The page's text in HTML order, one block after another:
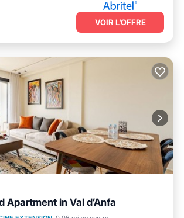
VOIR L’OFFRE
Apartment in Val d’Anfa